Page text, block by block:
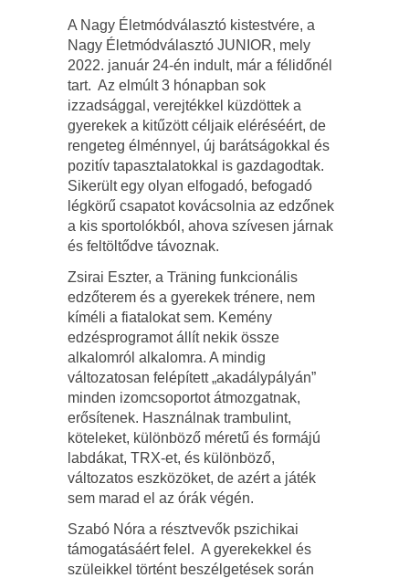
A Nagy Életmódválasztó kistestvére, a
Nagy Életmódválasztó JUNIOR, mely
2022. január 24-én indult, már a félidőnél
tart. Az elmúlt 3 hónapban sok
izzadsággal, verejtékkel küzdöttek a
gyerekek a kitűzött céljaik eléréséért, de
rengeteg élménnyel, új barátságokkal és
pozitív tapasztalatokkal is gazdagodtak.
Sikerült egy olyan elfogadó, befogadó
légkörű csapatot kovácsolnia az edzőnek
a kis sportolókból, ahova szívesen járnak
és feltöltődve távoznak.
Zsirai Eszter, a Träning funkcionális
edzőterem és a gyerekek trénere, nem
kíméli a fiatalokat sem. Kemény
edzésprogramot állít nekik össze
alkalomról alkalomra. A mindig
változatosan felépített „akadálypályán”
minden izomcsoportot átmozgatnak,
erősítenek. Használnak trambulint,
köteleket, különböző méretű és formájú
labdákat, TRX-et, és különböző,
változatos eszközöket, de azért a játék
sem marad el az órák végén.
Szabó Nóra a résztvevők pszichikai
támogatásáért felel. A gyerekekkel és
szüleikkel történt beszélgetések során